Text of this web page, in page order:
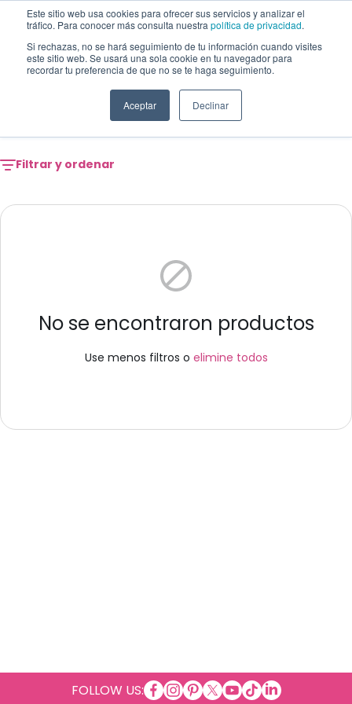
Este sitio web usa cookies para ofrecer sus servicios y analizar el
tráfico. Para conocer más consulta nuestra política de privacidad.
Si rechazas, no se hará seguimiento de tu información cuando visites
este sitio web. Se usará una sola cookie en tu navegador para
recordar tu preferencia de que no se te haga seguimiento.
Aceptar Declinar
Saltar al contenido
Mega menu - featured products
Mega Menu - Featured
Products
Filtrar y ordenar
No se encontraron productos
Use menos filtros o elimine todos
FOLLOW US:facebookcom/
instagramcom/
copinterestcom/
twittercom/
youtubecom/
tiktokcom/
tme/
linkedincom/